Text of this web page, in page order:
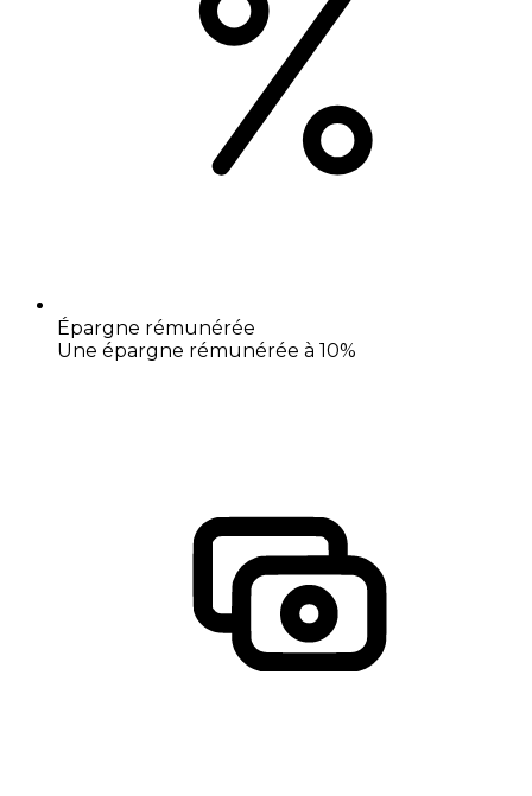
Épargne rémunérée
Une épargne rémunérée à 10%